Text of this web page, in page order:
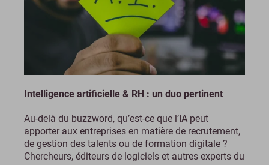
Intelligence artificielle & RH : un duo pertinent
Au-delà du buzzword, qu’est-ce que l’IA peut
apporter aux entreprises en matière de recrutement,
de gestion des talents ou de formation digitale ?
Chercheurs, éditeurs de logiciels et autres experts du